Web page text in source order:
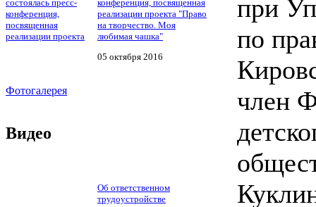
конференция, посвященная
реализации проекта "Право
на творчество. Моя
любимая чашка"
05 октября 2016
Фотогалерея
Видео
Об ответственном
трудоустройстве
при
по
член